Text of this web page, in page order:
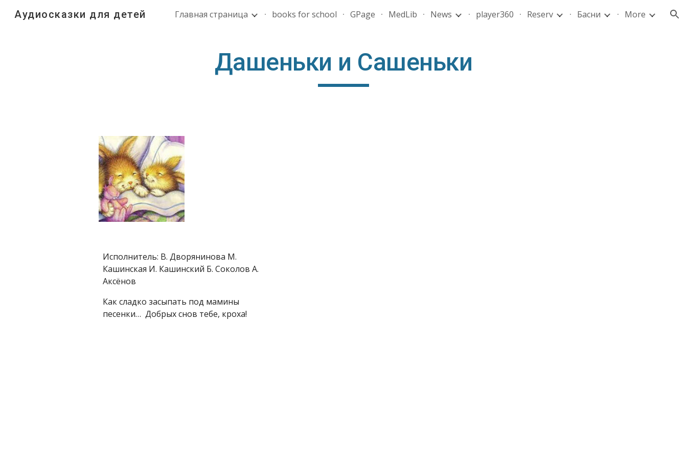
Skip to main content Skip to navigation
Аудиосказки для детей Главная страница books for school GPage MedLib News player360 Reserv Басни More
Дашеньки и Сашеньки
Исполнитель: В. Дворянинова М.
Кашинская И. Кашинский Б. Соколов А.
Аксёнов
Как сладко засыпать под мамины
песенки… Добрых снов тебе, кроха!